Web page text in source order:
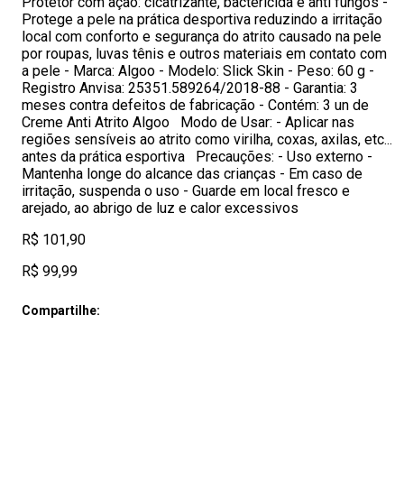
Protege a pele na prática desportiva reduzindo a irritação
local com conforto e segurança do atrito causado na pele
por roupas, luvas tênis e outros materiais em contato com
a pele - Marca: Algoo - Modelo: Slick Skin - Peso: 60 g -
Registro Anvisa: 25351.589264/2018-88 - Garantia: 3
meses contra defeitos de fabricação - Contém: 3 un de
Creme Anti Atrito Algoo Modo de Usar: - Aplicar nas
regiões sensíveis ao atrito como virilha, coxas, axilas, etc...
antes da prática esportiva Precauções: - Uso externo -
Mantenha longe do alcance das crianças - Em caso de
irritação, suspenda o uso - Guarde em local fresco e
arejado, ao abrigo de luz e calor excessivos
R$ 101,90
R$ 99,99
Compartilhe: